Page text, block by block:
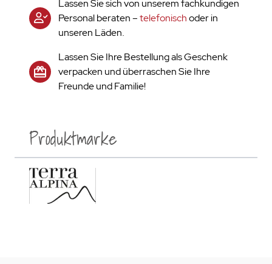
Lassen Sie sich von unserem fachkundigen
Personal beraten –telefonischoder in
unseren Läden.
Lassen Sie Ihre Bestellung als Geschenk
verpacken und überraschen Sie Ihre
Freunde und Familie!
Produktmarke